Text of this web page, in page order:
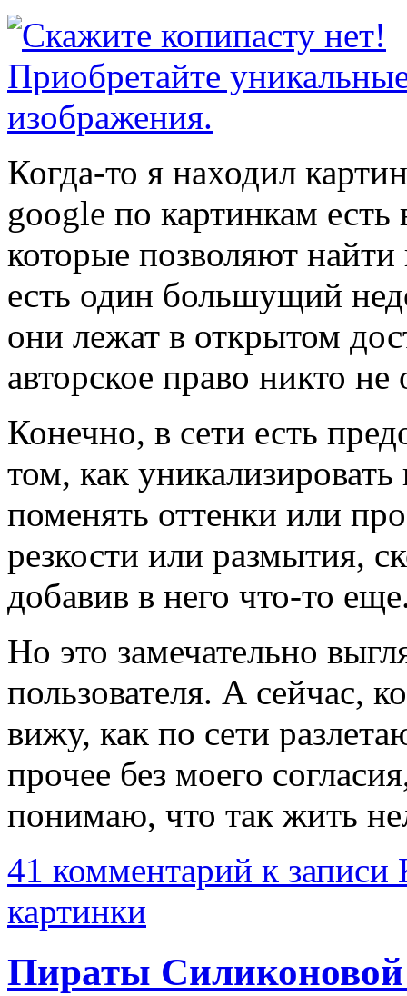
Когда-то я находил
google по картинкам
которые позволяют
есть один большущий
они лежат в открытом
авторское право никто не
Конечно, в сети есть
том, как
поменять оттенки или
резкости или размытия,
добавив в него что-то
Но это замечательно
пользователя. А сейчас,
вижу, как по сети
прочее без моего
понимаю, что так жить
41 комментарий к записи
картинки
Пираты